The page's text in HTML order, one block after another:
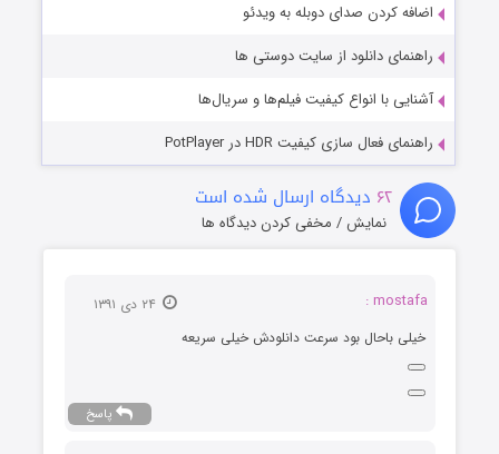
اضافه کردن صدای دوبله به ویدئو
راهنمای دانلود از سایت دوستی ها
آشنایی با انواع کیفیت فیلم‌ها و سریال‌ها
راهنمای فعال سازی کیفیت HDR در PotPlayer
۶۲ دیدگاه ارسال شده است
نمایش / مخفی کردن دیدگاه ها
mostafa :
خیلی باحال بود سرعت دانلودش خیلی سریعه
پاسخ